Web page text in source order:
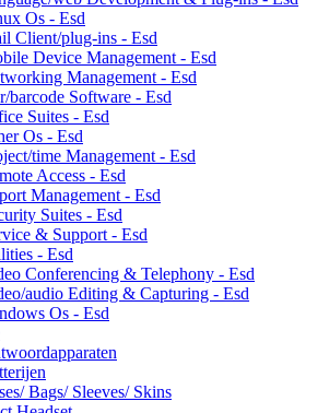
Os - Esd
Client/plug-ins - Esd
Device Management - Esd
Management - Esd
barcode Software - Esd
Suites - Esd
Os - Esd
time Management - Esd
Access - Esd
Management - Esd
Suites - Esd
& Support - Esd
- Esd
Conferencing & Telephony - Esd
audio Editing & Capturing - Esd
Os - Esd
Bags/ Sleeves/ Skins